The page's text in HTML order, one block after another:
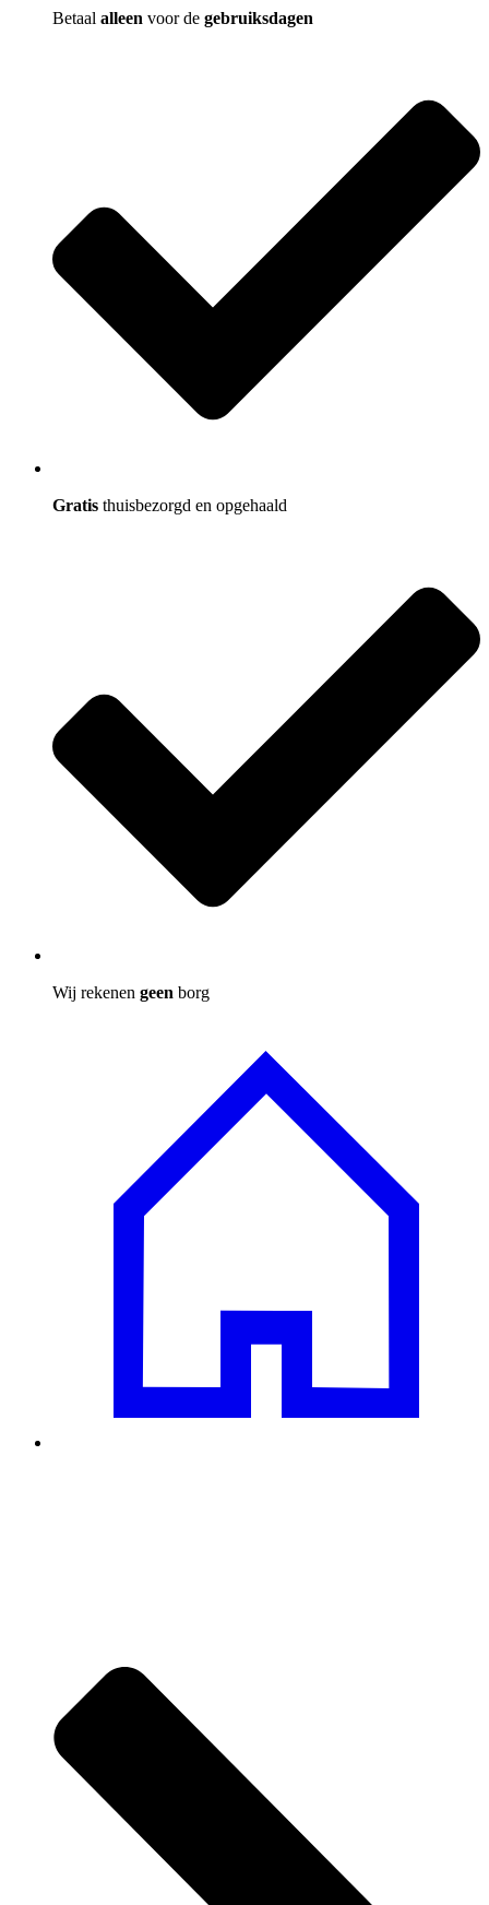
Betaal alleen voor de gebruiksdagen
Gratis thuisbezorgd en opgehaald
Wij rekenen geen borg